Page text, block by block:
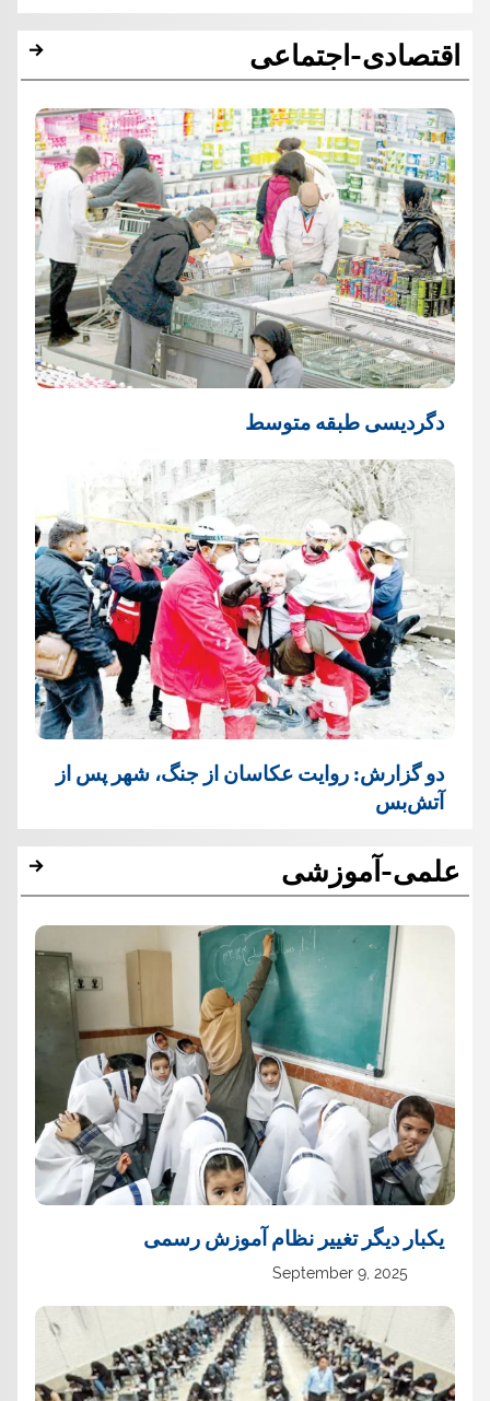
اقتصادی-اجتماعی
دگردیسی طبقه متوسط
دو گزارش: روایت عکاسان از جنگ، شهر پس از
آتش‌بس
علمی-آموزشی
یک‏بار دیگر تغییر نظام آموزش رسمی
September 9, 2025